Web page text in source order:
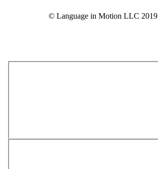
© Language in Motion LLC 2019